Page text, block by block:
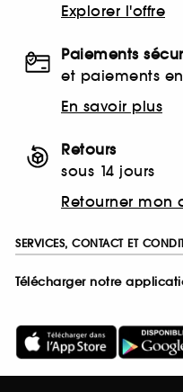
Explorer l'offre
Paiements
et paiements
En savoir plus
Retours
sous 14 jours
Retourner mon
SERVICES, CONTACT ET
Télécharger notre